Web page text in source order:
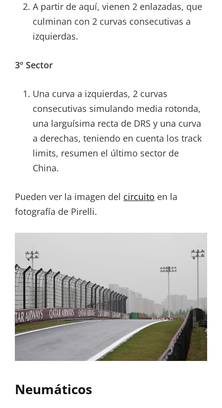
A partir de aquí, vienen 2 enlazadas, que
culminan con 2 curvas consecutivas a
izquierdas.
3º Sector
Una curva a izquierdas, 2 curvas
consecutivas simulando media rotonda,
una larguísima recta de DRS y una curva
a derechas, teniendo en cuenta los track
limits, resumen el último sector de
China.
Pueden ver la imagen del circuito en la
fotografía de Pirelli.
Neumáticos